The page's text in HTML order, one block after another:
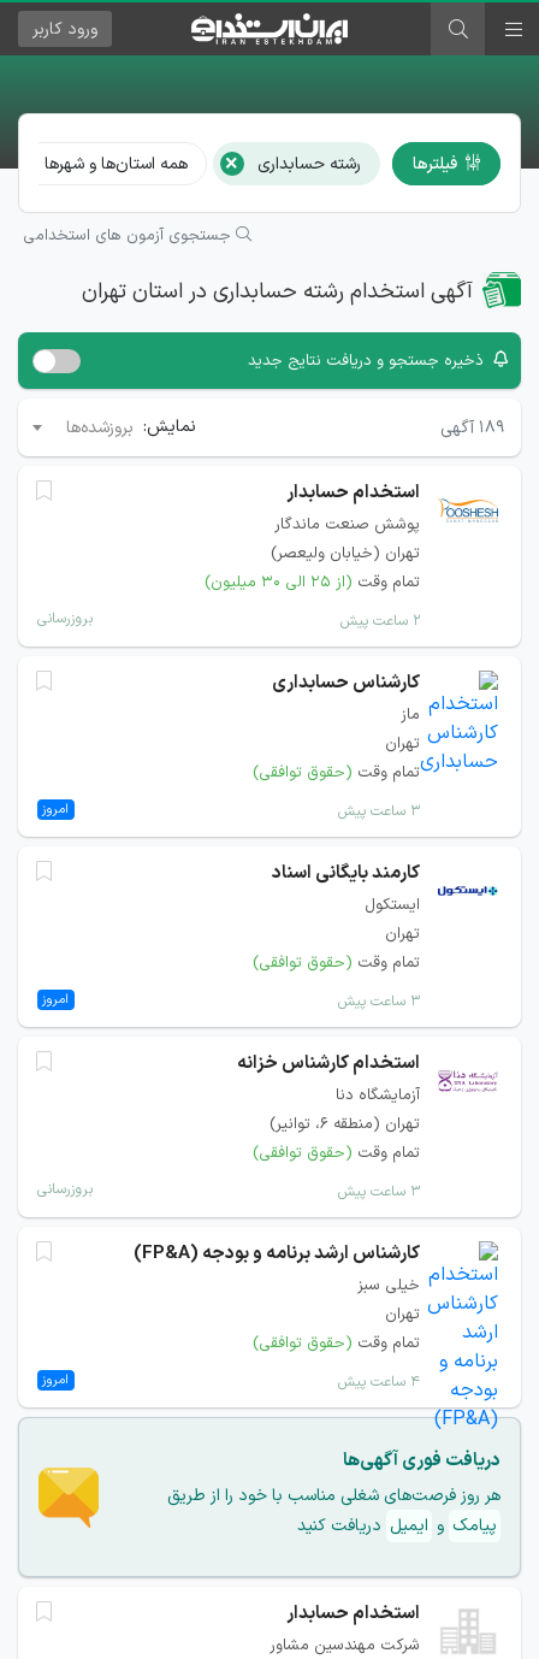
ورود کاربر
فیلترها رشته حسابداری × همه استان‌ها و شهرها
جستجوی آزمون های استخدامی
آگهی استخدام رشته حسابداری در استان تهران
ذخیره جستجو و دریافت نتایج جدید
۱۸۹ آگهی نمایش: بروزشده‌ها
استخدام حسابدار
پوشش صنعت ماندگار
تهران (خیابان ولیعصر)
تمام وقت (از ۲۵ الی ۳۰ میلیون)
۲ ساعت پیش بروزرسانی
کارشناس حسابداری
ماز
تهران
تمام وقت (حقوق توافقی)
۳ ساعت پیش امروز
کارمند بایگانی اسناد
ایستکول
تهران
تمام وقت (حقوق توافقی)
۳ ساعت پیش امروز
استخدام کارشناس خزانه
آزمایشگاه دنا
تهران (منطقه ۶، توانیر)
تمام وقت (حقوق توافقی)
۳ ساعت پیش بروزرسانی
کارشناس ارشد برنامه و بودجه (FP&A)
خیلی سبز
تهران
تمام وقت (حقوق توافقی)
۴ ساعت پیش امروز
دریافت فوری آگهی‌ها
هر روز فرصت‌های شغلی مناسب با خود را از طریق
پیامک و ایمیل دریافت کنید
استخدام حسابدار
شرکت مهندسین مشاور